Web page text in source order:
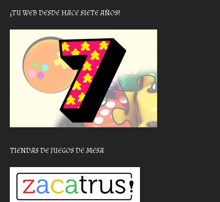
¡TU WEB DESDE HACE SIETE AÑOS!
TIENDAS DE JUEGOS DE MESA